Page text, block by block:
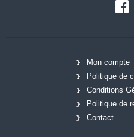
Mon compte
Politique de
Conditions
Politique de
Contact